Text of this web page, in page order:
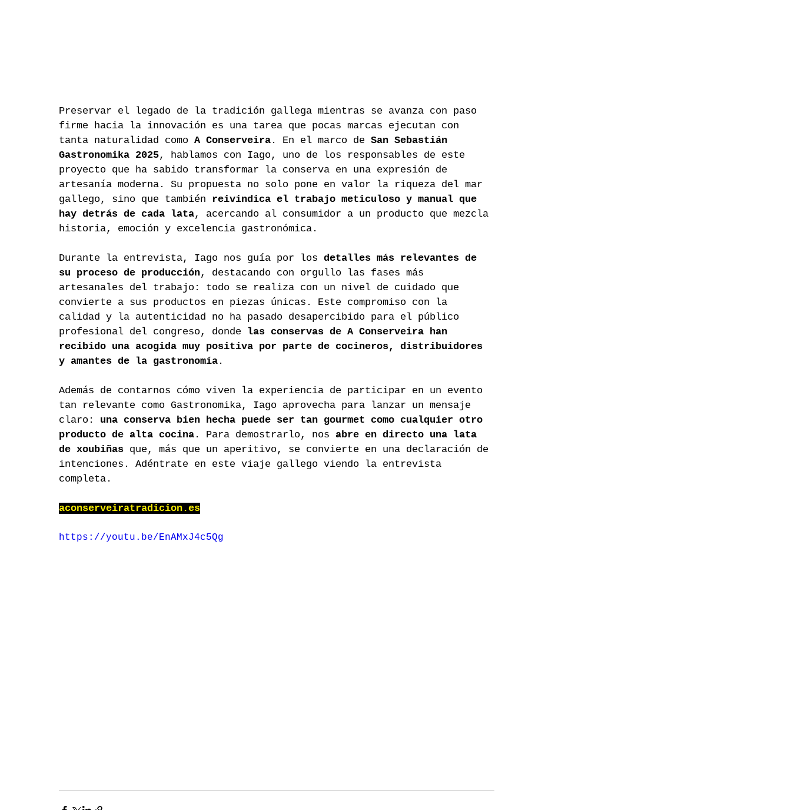
Preservar el legado de la tradición gallega mientras se avanza con paso
firme hacia la innovación es una tarea que pocas marcas ejecutan con
tanta naturalidad como A Conserveira . En el marco de San Sebastián
Gastronomika 2025, hablamos con Iago, uno de los responsables de este
proyecto que ha sabido transformar la conserva en una expresión de
artesanía moderna. Su propuesta no solo pone en valor la riqueza del mar
gallego, sino que también reivindica el trabajo meticuloso y manual que
hay detrás de cada lata, acercando al consumidor a un producto que mezcla
historia, emoción y excelencia gastronómica.
Durante la entrevista, Iago nos guía por los detalles más relevantes de
su proceso de producción, destacando con orgullo las fases más
artesanales del trabajo: todo se realiza con un nivel de cuidado que
convierte a sus productos en piezas únicas. Este compromiso con la
calidad y la autenticidad no ha pasado desapercibido para el público
profesional del congreso, donde
las conservas de A Conserveira han
recibido una acogida muy positiva por parte de cocineros, distribuidores
y amantes de la gastronomía .
Además de contarnos cómo viven la experiencia de participar en un evento
tan relevante como Gastronomika, Iago aprovecha para lanzar un mensaje
claro: una conserva bien hecha puede ser tan gourmet como cualquier otro
producto de alta cocina . Para demostrarlo, nos abre en directo una lata
de xoubiñas que, más que un aperitivo, se convierte en una declaración de
intenciones. Adéntrate en este viaje gallego viendo la entrevista
completa.
aconserveiratradicion.es
https://youtu.be/EnAMxJ4c5Qg